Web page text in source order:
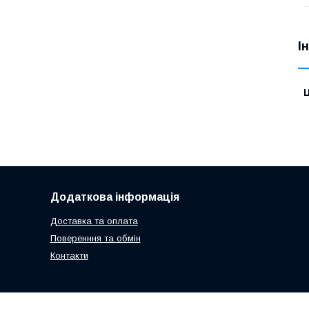
Додаткова інформація
Доставка та оплата
Поверенння та обмін
Контакти